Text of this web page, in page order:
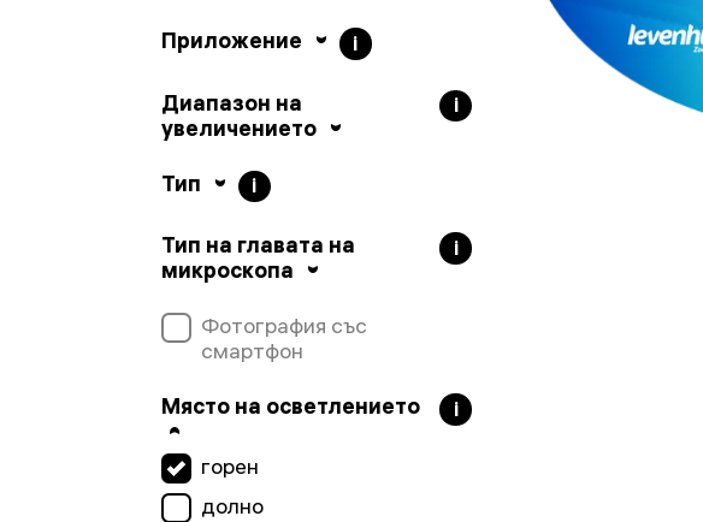
Приложение
i
Диапазон на
увеличението
i
Тип i
Тип на главата на
микроскопа
i
Фотография със
смартфон
Място на осветлението
i
горен
долно